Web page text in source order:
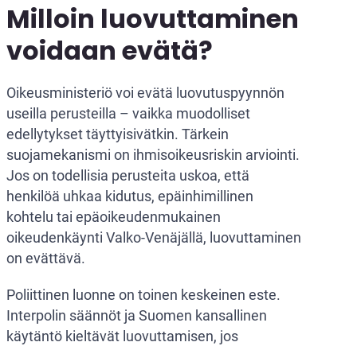
Milloin luovuttaminen
voidaan evätä?
Oikeusministeriö voi evätä luovutuspyynnön
useilla perusteilla – vaikka muodolliset
edellytykset täyttyisivätkin. Tärkein
suojamekanismi on ihmisoikeusriskin arviointi.
Jos on todellisia perusteita uskoa, että
henkilöä uhkaa kidutus, epäinhimillinen
kohtelu tai epäoikeudenmukainen
oikeudenkäynti Valko-Venäjällä, luovuttaminen
on evättävä.
Poliittinen luonne on toinen keskeinen este.
Interpolin säännöt ja Suomen kansallinen
käytäntö kieltävät luovuttamisen, jos